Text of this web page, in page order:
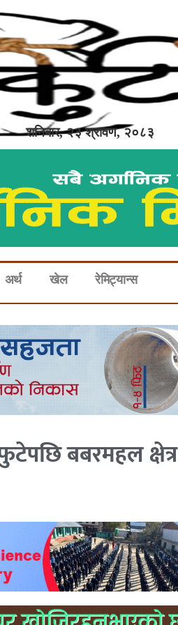
शनिबार, २३ श्रावण, २०८३
अर्थ खेल रेमिट्यान्स
बबरमहल क्षेत्र